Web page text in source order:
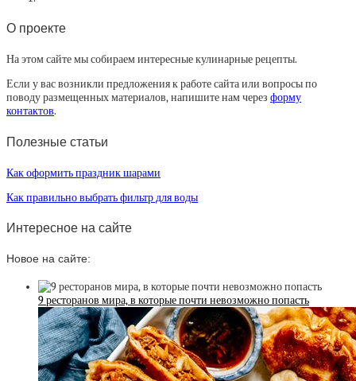
О проекте
На этом сайте мы собираем интересные кулинарные рецепты.
Если у вас возникли предложения к работе сайта или вопросы по
поводу размещенных материалов, напишите нам через форму
контактов.
Полезные статьи
Как оформить праздник шарами
Как правильно выбрать фильтр для воды
Интересное на сайте
Новое на сайте:
9 ресторанов мира, в которые почти невозможно попасть